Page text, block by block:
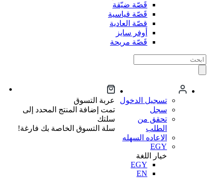
قَصّة ضيّقة
قَصّة قياسية
قصّة العادية
أوفر سايز
قَصّة مريحة
تسجيل الدخول
سجل
تحقق من
الطلب
الاعاده السهله
EGY
خيار اللغة
EGY
EN
عربة التسوق
تمت إضافة المنتج المحدد إلى
سلتك
سلة التسوق الخاصة بك فارغة!